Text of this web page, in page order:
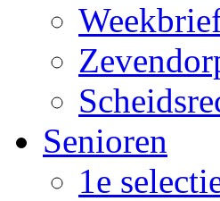
Senioren
1e